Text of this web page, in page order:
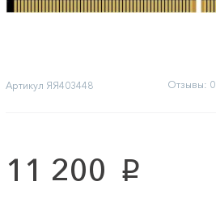
Артикул ЯЯ403448 Отзывы: 0
11 200 p